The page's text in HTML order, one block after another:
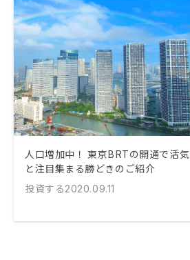
人口増加中！ 東京BRTの開通で活気
と注目集まる勝どきのご紹介
投資する2020.09.11